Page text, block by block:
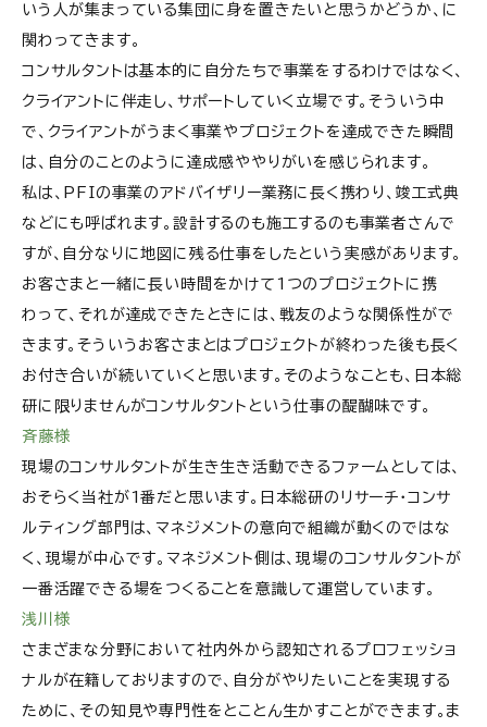
いう人が集まっている集団に身を置きたいと思うかどうか、に
関わってきます。
コンサルタントは基本的に自分たちで事業をするわけではなく、
クライアントに伴走し、サポートしていく立場です。そういう中
で、クライアントがうまく事業やプロジェクトを達成できた瞬間
は、自分のことのように達成感ややりがいを感じられます。
私は、PFIの事業のアドバイザリー業務に長く携わり、竣工式典
などにも呼ばれます。設計するのも施工するのも事業者さんで
すが、自分なりに地図に残る仕事をしたという実感があります。
お客さまと一緒に長い時間をかけて1つのプロジェクトに携
わって、それが達成できたときには、戦友のような関係性がで
きます。そういうお客さまとはプロジェクトが終わった後も長く
お付き合いが続いていくと思います。そのようなことも、日本総
研に限りませんがコンサルタントという仕事の醍醐味です。
斉藤様
現場のコンサルタントが生き生き活動できるファームとしては、
おそらく当社が1番だと思います。日本総研のリサーチ・コンサ
ルティング部門は、マネジメントの意向で組織が動くのではな
く、現場が中心です。マネジメント側は、現場のコンサルタントが
一番活躍できる場をつくることを意識して運営しています。
浅川様
さまざまな分野において社内外から認知されるプロフェッショ
ナルが在籍しておりますので、自分がやりたいことを実現する
ために、その知見や専門性をとことん生かすことができます。ま